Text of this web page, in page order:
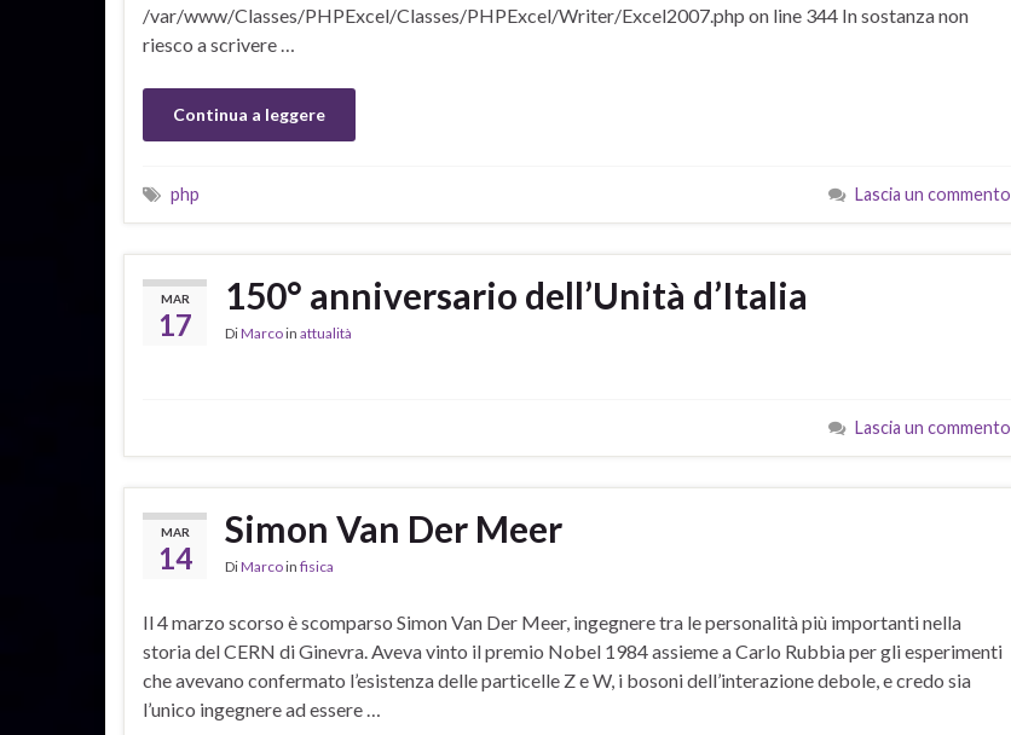
/var/www/Classes/PHPExcel/Classes/PHPExcel/Writer/Excel2007.php on line 344 In sostanza non
riesco a scrivere …
Continua a leggere
php Lascia un commento
MAR
17
150° anniversario dell’Unità d’Italia
DiMarcoin attualità
Lascia un commento
MAR
14
Simon Van Der Meer
DiMarcoin fisica
Il 4 marzo scorso è scomparso Simon Van Der Meer, ingegnere tra le personalità più importanti nella
storia del CERN di Ginevra. Aveva vinto il premio Nobel 1984 assieme a Carlo Rubbia per gli esperimenti
che avevano confermato l’esistenza delle particelle Z e W, i bosoni dell’interazione debole, e credo sia
l’unico ingegnere ad essere …